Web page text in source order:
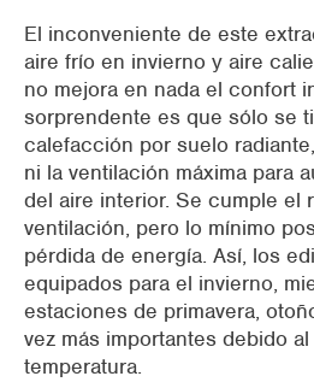
El inconveniente de este
aire frío en invierno y aire
no mejora en nada el confort
sorprendente es que sólo se
calefacción por suelo
ni la ventilación máxima para
del aire interior. Se cumple el
ventilación, pero lo mínimo
pérdida de energía. Así, los
equipados para el invierno,
estaciones de primavera,
vez más importantes debido
temperatura.